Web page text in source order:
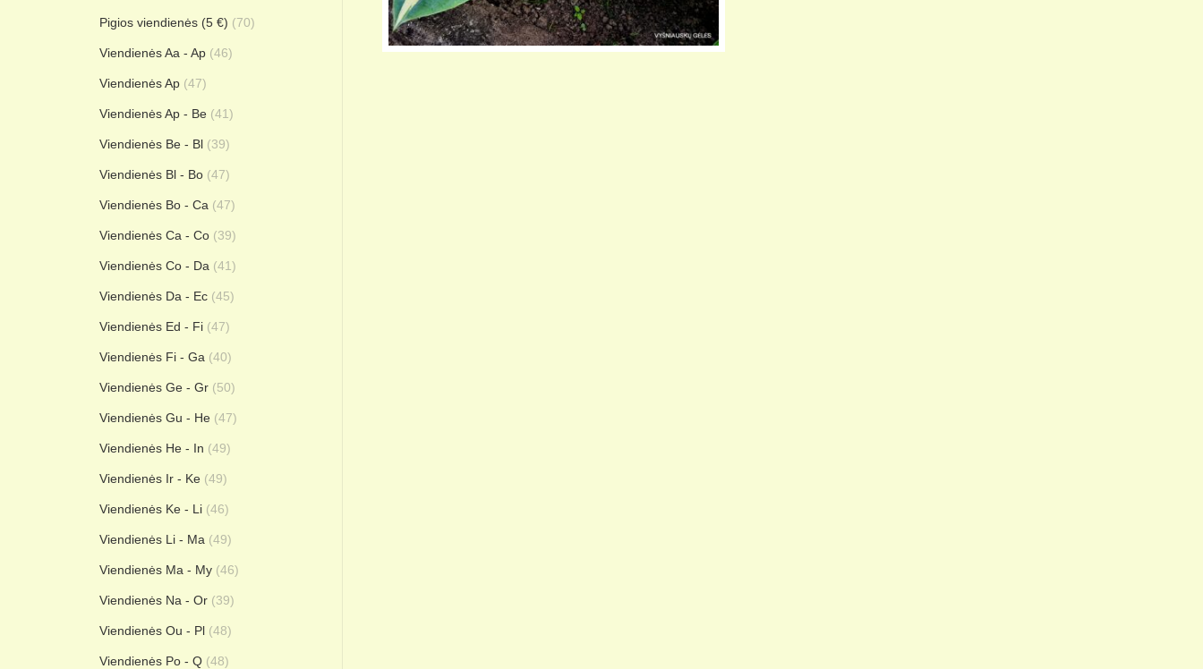
Pigios viendienės (5 €) (70)
Viendienės Aa - Ap (46)
Viendienės Ap (47)
Viendienės Ap - Be (41)
Viendienės Be - Bl (39)
Viendienės Bl - Bo (47)
Viendienės Bo - Ca (47)
Viendienės Ca - Co (39)
Viendienės Co - Da (41)
Viendienės Da - Ec (45)
Viendienės Ed - Fi (47)
Viendienės Fi - Ga (40)
Viendienės Ge - Gr (50)
Viendienės Gu - He (47)
Viendienės He - In (49)
Viendienės Ir - Ke (49)
Viendienės Ke - Li (46)
Viendienės Li - Ma (49)
Viendienės Ma - My (46)
Viendienės Na - Or (39)
Viendienės Ou - Pl (48)
Viendienės Po - Q (48)